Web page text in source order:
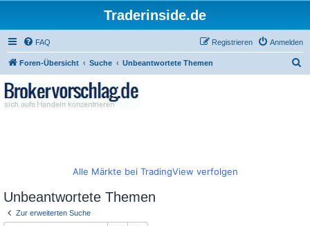
Traderinside.de
FAQ Anmelden
Registrieren
Foren-Übersicht Suche Unbeantwortete Themen
Alle Märkte bei TradingView verfolgen
Unbeantwortete Themen
Zur erweiterten Suche